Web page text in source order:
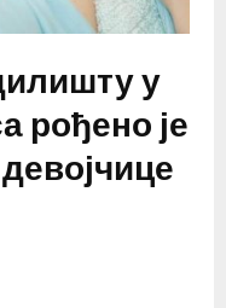
у
рођено је